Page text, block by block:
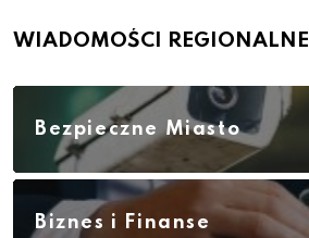
WIADOMOŚCI REGIONALNE
Bezpieczne Miasto
Biznes i Finanse